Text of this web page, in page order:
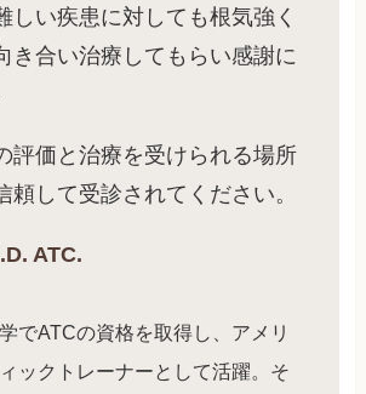
しい疾患に対しても根気強く
き合い治療してもらい感謝に
評価と治療を受けられる場所
頼して受診されてください。
ATC.
でATCの資格を取得し、アメリ
ックトレーナーとして活躍。そ